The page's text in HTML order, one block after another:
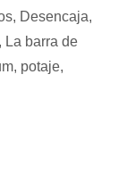
, Desencaja,
, La barra de
, potaje,